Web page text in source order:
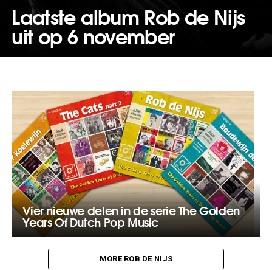
Laatste album Rob de Nijs
uit op 6 november
Vier nieuwe delen in de serie The Golden
Years Of Dutch Pop Music
MORE ROB DE NIJS